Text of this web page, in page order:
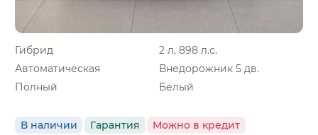
Гибрид
2 л, 898 л.с.
Автоматическая
Внедорожник 5 дв.
Полный
Белый
В наличии Гарантия Можно в кредит